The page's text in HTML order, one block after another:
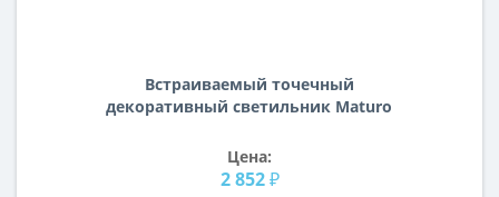
Встраиваемый точечный
декоративный светильник Maturo
Цена:
2 852 ₽